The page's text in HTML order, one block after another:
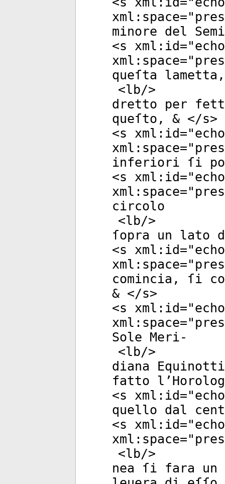
xml:space="
minore del
<s xml:id="
xml:space="
queſta
<lb/>
dretto per
queſto, & </s>
<s xml:id="
xml:space="
inferiori ſi
<s xml:id="
xml:space="
circolo
<lb/>
ſopra un lato
<s xml:id="
xml:space="
comincia, ſi
& </s>
<s xml:id="
xml:space="
Sole Meri-
<lb/>
diana
fatto
<s xml:id="
quello dal
<s xml:id="
xml:space="
<lb/>
nea ſi fara